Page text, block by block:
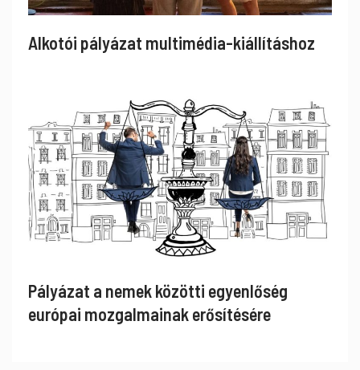
Alkotói pályázat multimédia-kiállításhoz
Pályázat a nemek közötti egyenlőség
európai mozgalmainak erősítésére